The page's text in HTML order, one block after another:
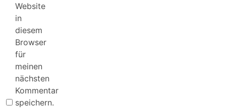
Website
in
diesem
Browser
für
meinen
nächsten
Kommentar
speichern.